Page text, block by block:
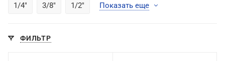
1/4"
3/8" 1/2" Показать еще
ФИЛЬТР